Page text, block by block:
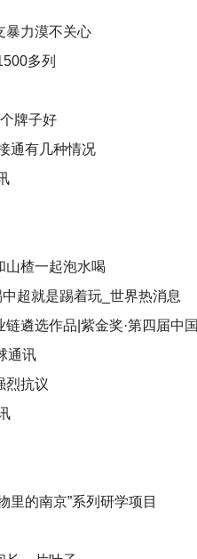
暴力漠不关心
多列
牌子好
通有几种情况
山楂一起泡水喝
超就是踢着玩_世界热消息
遴选作品|紫金奖·第四届中国
通讯
烈抗议
里的南京”系列研学项目